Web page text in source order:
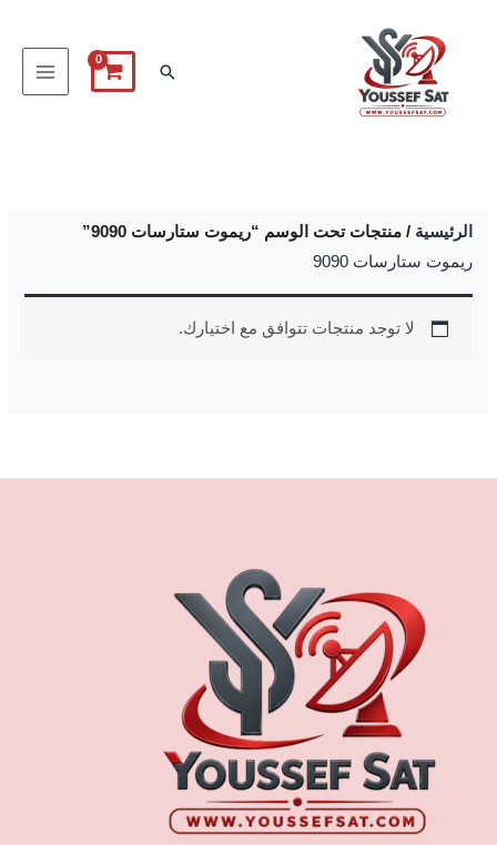
البحث
الرئيسية / منتجات تحت الوسم “ريموت ستارسات 9090”
ريموت ستارسات 9090
لا توجد منتجات تتوافق مع اختيارك.